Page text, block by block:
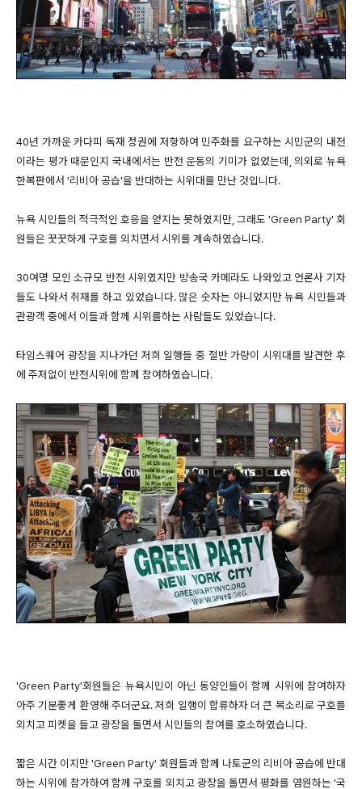
40년 가까운 카다피 독재 정권에 저항하여 민주화를 요구하는 시민군의 내전
이라는 평가 때문인지 국내에서는 반전 운동의 기미가 없었는데, 의외로 뉴욕
한복판에서 '리비아 공습'을 반대하는 시위대를 만난 것입니다.
뉴욕 시민들의 적극적인 호응을 얻지는 못하였지만, 그래도 'Green Party' 회
원들은 꿋꿋하게 구호를 외치면서 시위를 계속하였습니다.
30여명 모인 소규모 반전 시위였지만 방송국 카메라도 나와있고 언론사 기자
들도 나와서 취재를 하고 있었습니다. 많은 숫자는 아니었지만 뉴욕 시민들과
관광객 중에서 이들과 함께 시위를하는 사람들도 있었습니다.
타임스퀘어 광장을 지나가던 저희 일행들 중 절반 가량이 시위대를 발견한 후
에 주저없이 반전시위에 함께 참여하였습니다.
'Green Party'회원들은 뉴욕시민이 아닌 동양인들이 함께 시위에 참여하자
아주 기분좋게 환영해 주더군요. 저희 일행이 합류하자 더 큰 목소리로 구호를
외치고 피켓을 들고 광장을 돌면서 시민들의 참여를 호소하였습니다.
짧은 시간 이지만 'Green Party' 회원들과 함께 나토군의 리비아 공습에 반대
하는 시위에 참가하여 함께 구호를 외치고 광장을 돌면서 평화를 염원하는 '국